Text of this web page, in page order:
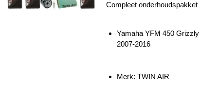
Compleet onderhoudspakket
Yamaha YFM 450 Grizzly
2007-2016
Merk: TWIN AIR